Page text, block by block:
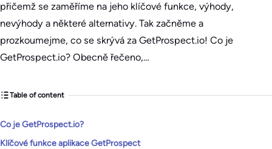
přičemž se zaměříme na jeho klíčové funkce, výhody,
nevýhody a některé alternativy. Tak začněme a
prozkoumejme, co se skrývá za GetProspect.io! Co je
GetProspect.io? Obecně řečeno,…
Table of content
Co je GetProspect.io?
Klíčové funkce aplikace GetProspect